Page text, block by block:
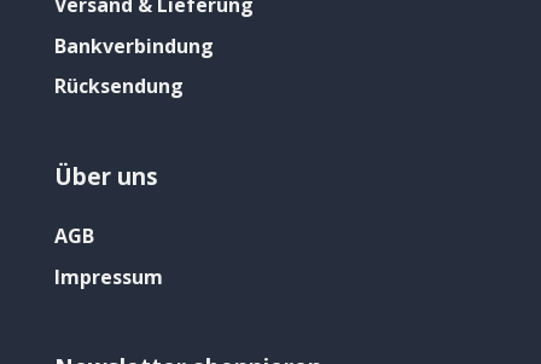
Bankverbindung
Rücksendung
Über uns
AGB
Impressum